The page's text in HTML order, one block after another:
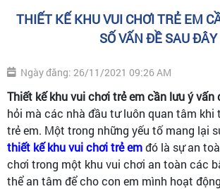
THIẾT KẾ KHU VUI CHƠI TRẺ EM
SỐ VẤN ĐỀ SAU ĐÂY
Ngày đăng: 26/11/2021 09:26 AM
Thiết kế khu vui chơi trẻ em cần lưu ý vấn
hỏi mà các nhà đầu tư luôn quan tâm khi
trẻ em. Một trong những yếu tố mang lại
thiết kế khu vui chơi trẻ emđó là sự an
chơi trong một khu vui chơi an toàn các
thể an tâm để cho con em mình hoạt